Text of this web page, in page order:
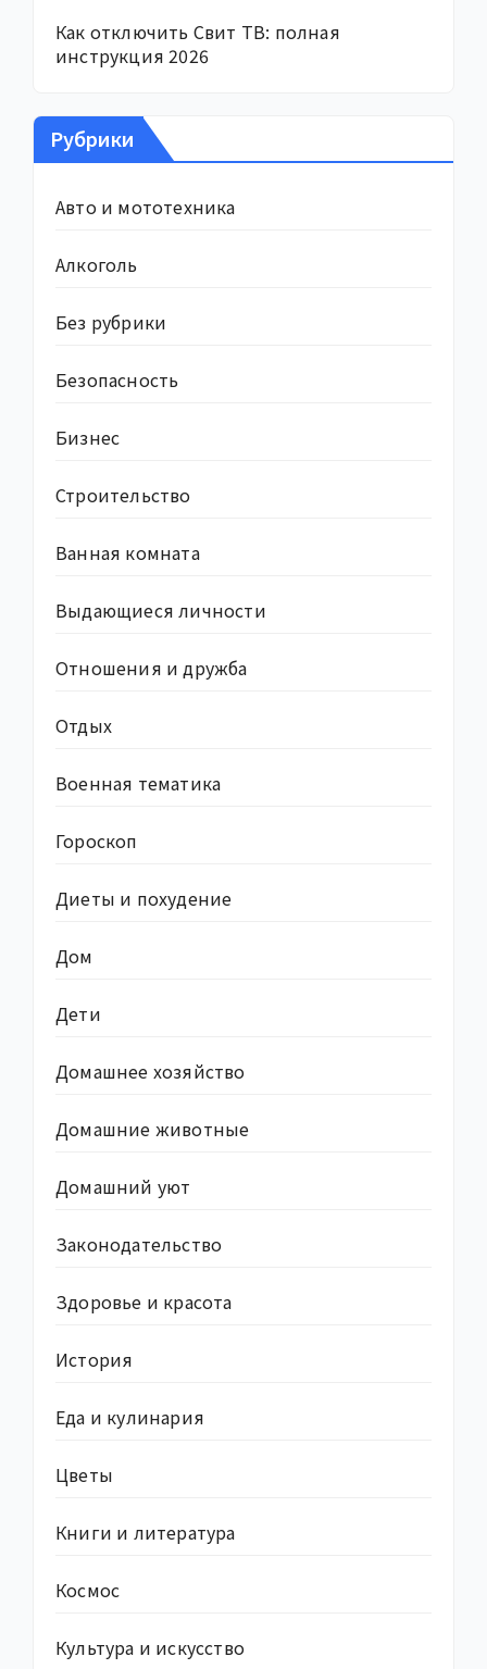
Как отключить Свит ТВ: полная
инструкция 2026
Рубрики
Авто и мототехника
Алкоголь
Без рубрики
Безопасность
Бизнес
Строительство
Ванная комната
Выдающиеся личности
Отношения и дружба
Отдых
Военная тематика
Гороскоп
Диеты и похудение
Дом
Дети
Домашнее хозяйство
Домашние животные
Домашний уют
Законодательство
Здоровье и красота
История
Еда и кулинария
Цветы
Книги и литература
Космос
Культура и искусство